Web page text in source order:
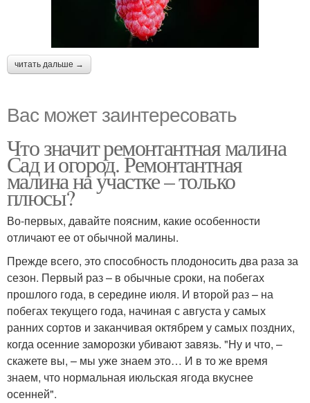
читать дальше →
Вас может заинтересовать
Что значит ремонтантная малина
Сад и огород. Ремонтантная
малина на участке – только
плюсы?
Во-первых, давайте поясним, какие особенности
отличают ее от обычной малины.
Прежде всего, это способность плодоносить два раза за
сезон. Первый раз – в обычные сроки, на побегах
прошлого года, в середине июля. И второй раз – на
побегах текущего года, начиная с августа у самых
ранних сортов и заканчивая октябрем у самых поздних,
когда осенние заморозки убивают завязь. "Ну и что, –
скажете вы, – мы уже знаем это… И в то же время
знаем, что нормальная июльская ягода вкуснее
осенней".